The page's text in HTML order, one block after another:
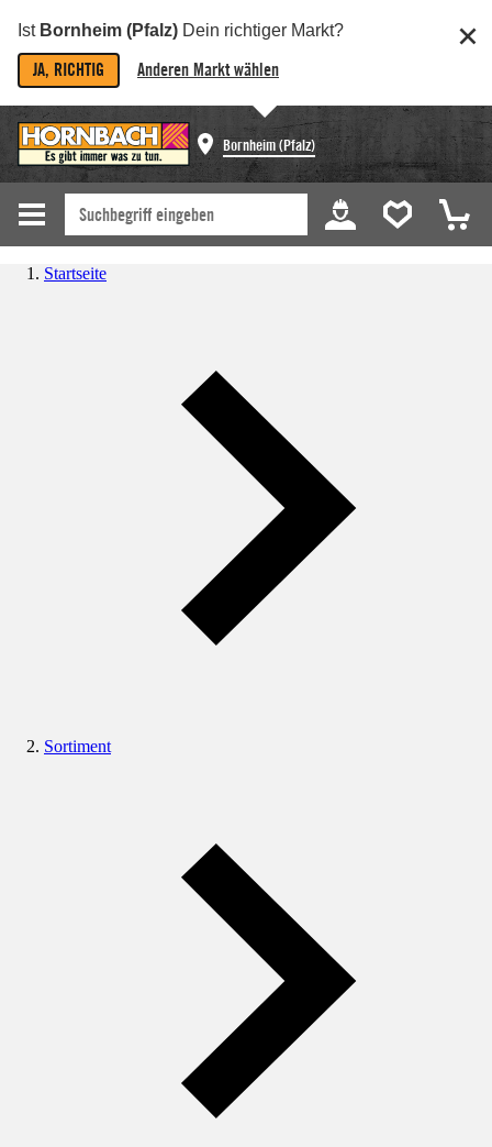
Ist Bornheim (Pfalz) Dein richtiger Markt?
JA, RICHTIG Anderen Markt wählen
Bornheim (Pfalz)
Startseite
Sortiment